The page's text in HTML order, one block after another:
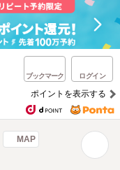
ブックマーク ログイン
ポイントを表示する
MAP